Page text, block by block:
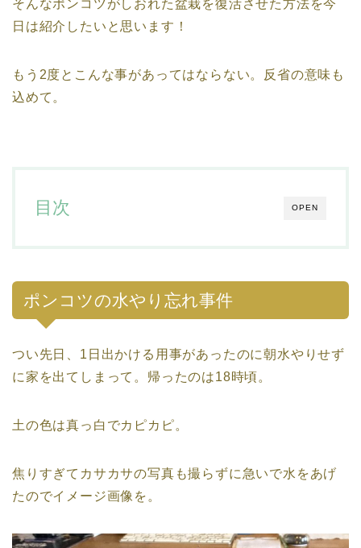
そんなポンコツがしおれた盆栽を復活させた方法を今
日は紹介したいと思います！
もう2度とこんな事があってはならない。反省の意味も
込めて。
OPEN
目次
ポンコツの水やり忘れ事件
つい先日、1日出かける用事があったのに朝水やりせず
に家を出てしまって。帰ったのは18時頃。
土の色は真っ白でカピカピ。
焦りすぎてカサカサの写真も撮らずに急いで水をあげ
たのでイメージ画像を。